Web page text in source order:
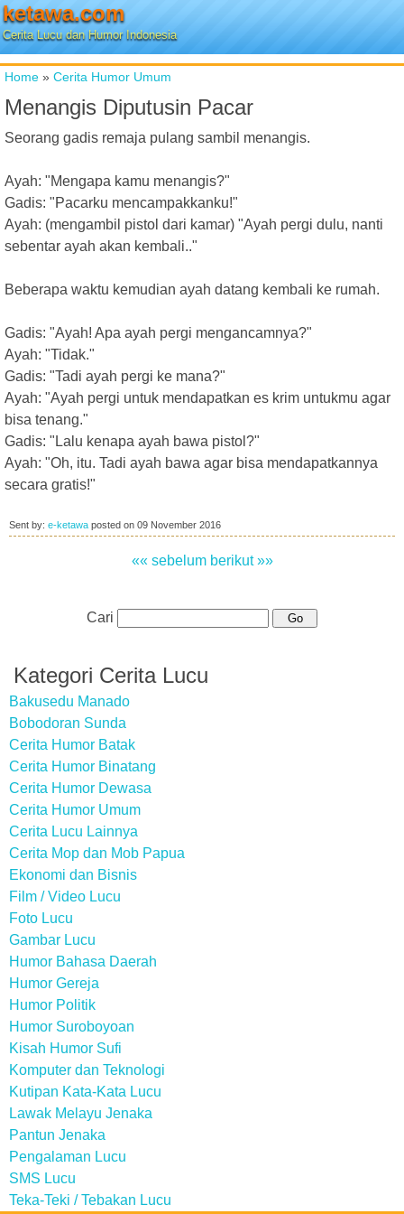
ketawa.com
Cerita Lucu dan Humor Indonesia
Home » Cerita Humor Umum
Menangis Diputusin Pacar
Seorang gadis remaja pulang sambil menangis.
Ayah: "Mengapa kamu menangis?"
Gadis: "Pacarku mencampakkanku!"
Ayah: (mengambil pistol dari kamar) "Ayah pergi dulu, nanti
sebentar ayah akan kembali.."
Beberapa waktu kemudian ayah datang kembali ke rumah.
Gadis: "Ayah! Apa ayah pergi mengancamnya?"
Ayah: "Tidak."
Gadis: "Tadi ayah pergi ke mana?"
Ayah: "Ayah pergi untuk mendapatkan es krim untukmu agar
bisa tenang."
Gadis: "Lalu kenapa ayah bawa pistol?"
Ayah: "Oh, itu. Tadi ayah bawa agar bisa mendapatkannya
secara gratis!"
Sent by: e-ketawa posted on 09 November 2016
«« sebelum berikut »»
Cari
Kategori Cerita Lucu
Bakusedu Manado
Bobodoran Sunda
Cerita Humor Batak
Cerita Humor Binatang
Cerita Humor Dewasa
Cerita Humor Umum
Cerita Lucu Lainnya
Cerita Mop dan Mob Papua
Ekonomi dan Bisnis
Film / Video Lucu
Foto Lucu
Gambar Lucu
Humor Bahasa Daerah
Humor Gereja
Humor Politik
Humor Suroboyoan
Kisah Humor Sufi
Komputer dan Teknologi
Kutipan Kata-Kata Lucu
Lawak Melayu Jenaka
Pantun Jenaka
Pengalaman Lucu
SMS Lucu
Teka-Teki / Tebakan Lucu